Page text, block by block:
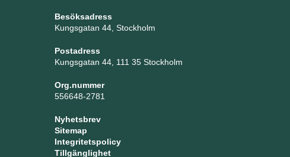
Besöksadress
Kungsgatan 44, Stockholm
Postadress
Kungsgatan 44, 111 35 Stockholm
Org.nummer
556648-2781
Nyhetsbrev
Sitemap
Integritetspolicy
Tillgänglighet